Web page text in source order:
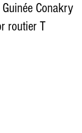
Conakry
routier T